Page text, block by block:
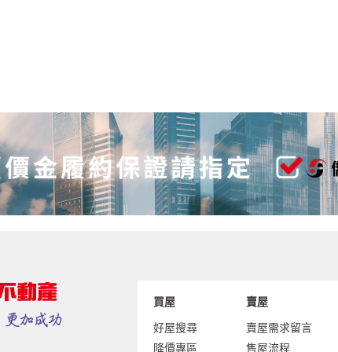
買屋
好屋搜尋
降價專區
賣屋
賣屋需求留言
售屋流程